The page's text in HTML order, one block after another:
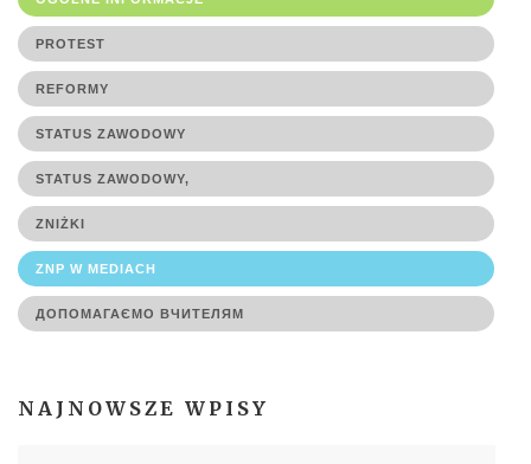
PROTEST
REFORMY
STATUS ZAWODOWY
STATUS ZAWODOWY,
ZNIŻKI
ZNP W MEDIACH
ДОПОМАГАЄМО ВЧИТЕЛЯМ
NAJNOWSZE WPISY